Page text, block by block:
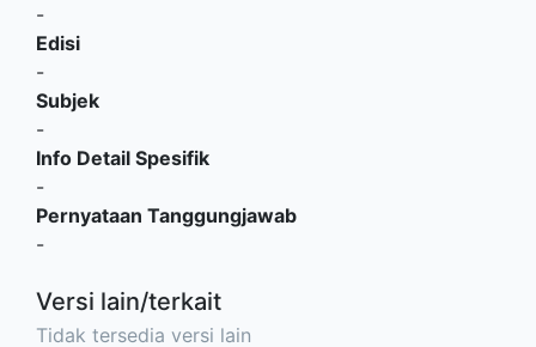
-
Edisi
-
Subjek
-
Info Detail Spesifik
-
Pernyataan Tanggungjawab
-
Versi lain/terkait
Tidak tersedia versi lain